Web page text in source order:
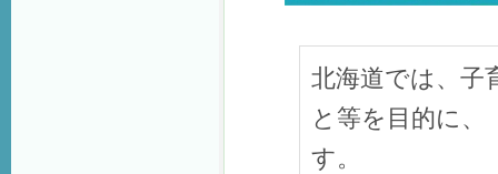
北海道では、子
と等を目的に
す。